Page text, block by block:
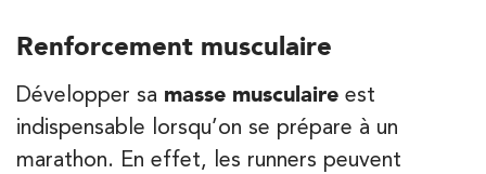
Renforcement musculaire
Développer sa masse musculaire est
indispensable lorsqu’on se prépare à un
marathon. En effet, les runners peuvent
20 Rue de la Pépinière 75008 Paris
20 Rue de la Pépinière 75008 Paris
01 55 06 05 07
PRENEZ RDV SUR
PRENEZ RDV SUR